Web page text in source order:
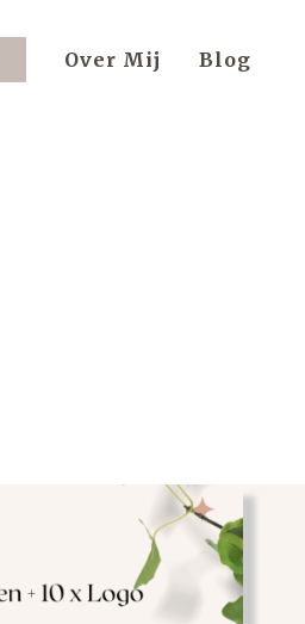
Over Mij Blog